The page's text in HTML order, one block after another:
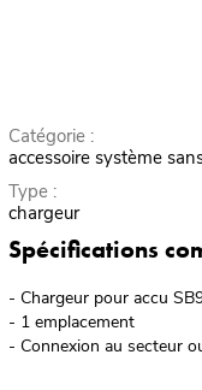
Catégorie :
accessoire système
Type :
chargeur
Spécifications
- Chargeur pour accu
- 1 emplacement
- Connexion au secteur